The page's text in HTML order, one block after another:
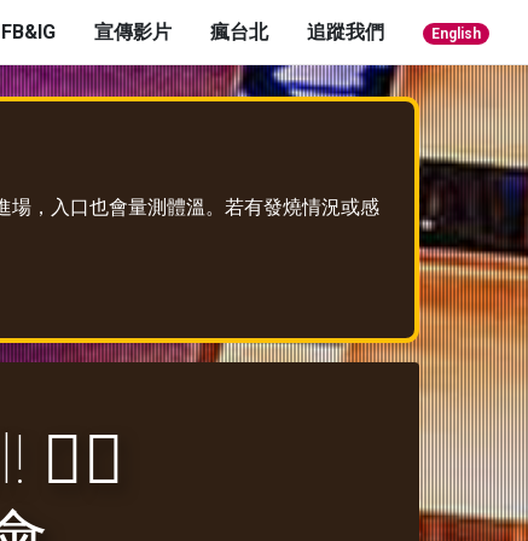
FB&IG 宣傳影片 瘋台北 追蹤我們 English
場，入口也會量測體溫。若有發燒情況或感
🏳‍🌈